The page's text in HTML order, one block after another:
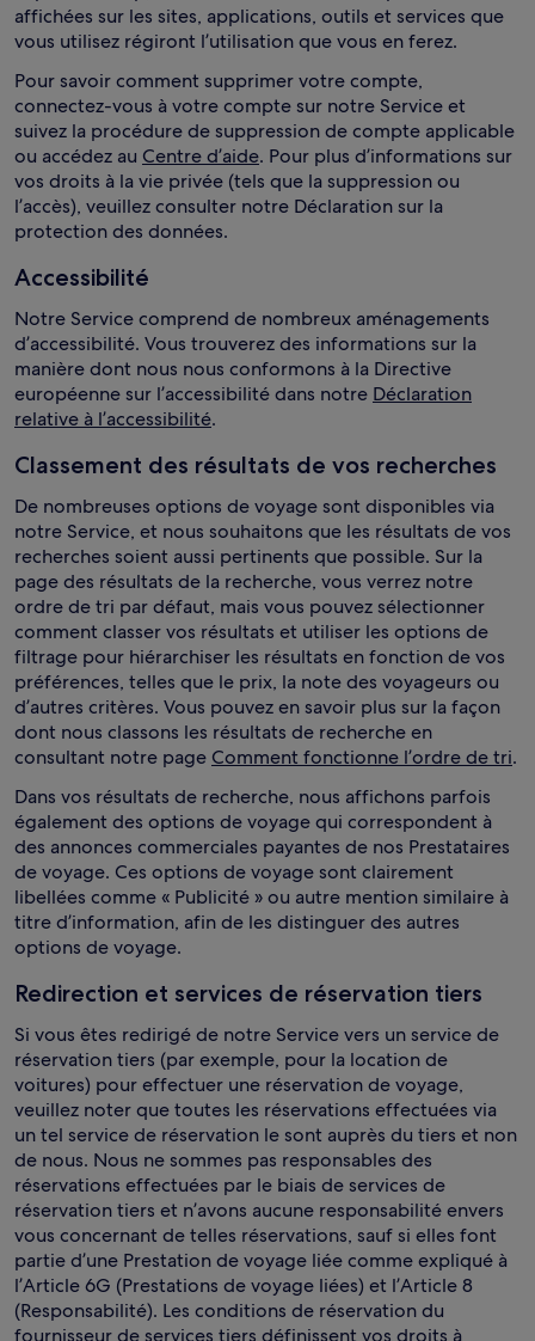
affichées sur les sites, applications, outils et services que
vous utilisez régiront l’utilisation que vous en ferez.
Pour savoir comment supprimer votre compte,
connectez-vous à votre compte sur notre Service et
suivez la procédure de suppression de compte applicable
ou accédez au Centre d’aide. Pour plus d’informations sur
vos droits à la vie privée (tels que la suppression ou
l’accès), veuillez consulter notre Déclaration sur la
protection des données.
Accessibilité
Notre Service comprend de nombreux aménagements
d’accessibilité. Vous trouverez des informations sur la
manière dont nous nous conformons à la Directive
européenne sur l’accessibilité dans notre Déclaration
relative à l’accessibilité.
Classement des résultats de vos recherches
De nombreuses options de voyage sont disponibles via
notre Service, et nous souhaitons que les résultats de vos
recherches soient aussi pertinents que possible. Sur la
page des résultats de la recherche, vous verrez notre
ordre de tri par défaut, mais vous pouvez sélectionner
comment classer vos résultats et utiliser les options de
filtrage pour hiérarchiser les résultats en fonction de vos
préférences, telles que le prix, la note des voyageurs ou
d’autres critères. Vous pouvez en savoir plus sur la façon
dont nous classons les résultats de recherche en
consultant notre page Comment fonctionne l’ordre de tri.
Dans vos résultats de recherche, nous affichons parfois
également des options de voyage qui correspondent à
des annonces commerciales payantes de nos Prestataires
de voyage. Ces options de voyage sont clairement
libellées comme « Publicité » ou autre mention similaire à
titre d’information, afin de les distinguer des autres
options de voyage.
Redirection et services de réservation tiers
Si vous êtes redirigé de notre Service vers un service de
réservation tiers (par exemple, pour la location de
voitures) pour effectuer une réservation de voyage,
veuillez noter que toutes les réservations effectuées via
un tel service de réservation le sont auprès du tiers et non
de nous. Nous ne sommes pas responsables des
réservations effectuées par le biais de services de
réservation tiers et n’avons aucune responsabilité envers
vous concernant de telles réservations, sauf si elles font
partie d’une Prestation de voyage liée comme expliqué à
l’Article 6G (Prestations de voyage liées) et l’Article 8
(Responsabilité). Les conditions de réservation du
fournisseur de services tiers définissent vos droits à